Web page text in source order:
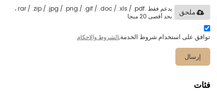
يدعم فقط .rar / .zip / .jpg / .png / .gif / .doc / .xls / .pdf ،
بحد أقصى 20 ميجا
ملحق
توافق على استخدام شروط الخدمة,الشروط والاحكام
إرسال
فئات